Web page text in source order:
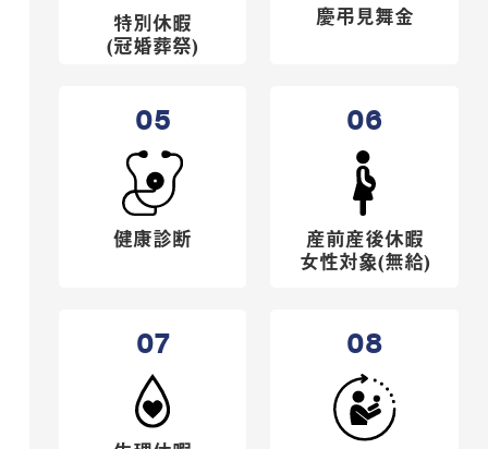
特別休暇
(冠婚葬祭)
慶弔見舞金
05
健康診断
06
産前産後休暇
女性対象(無給)
07 08